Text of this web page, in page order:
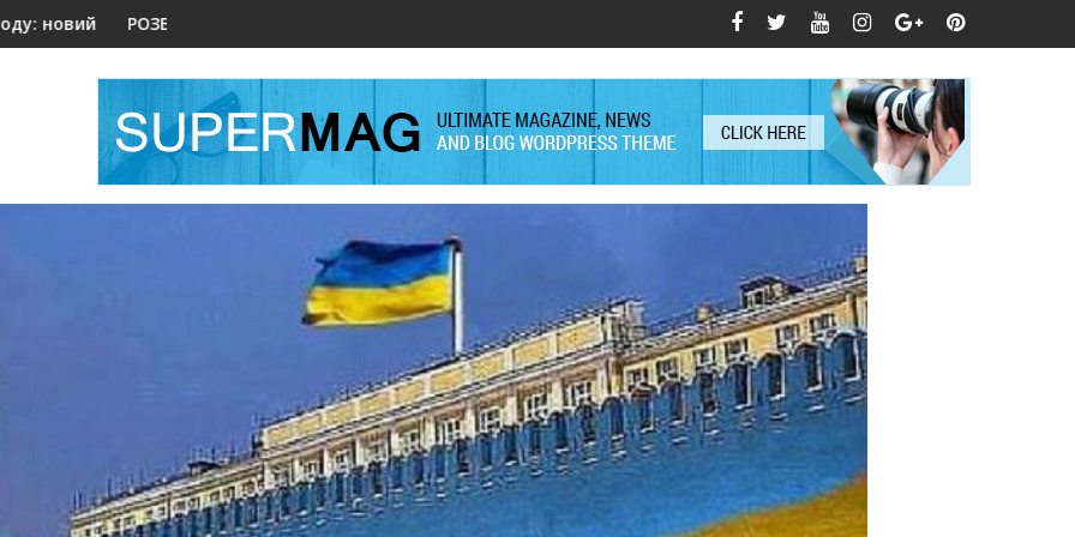
відкрив складні питання безпеки
ЧИ ЛОЯЛЬНІСТЬ? Валерій Залужний поставив під сумнів вступ України до НАТО: чи означає це зміну
Офіційний оптимізм і незручні